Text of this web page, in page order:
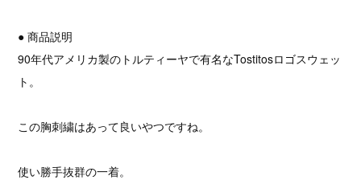
● 商品説明
90年代アメリカ製のトルティーヤで有名なTostitosロゴスウェッ
ト。
この胸刺繍はあって良いやつですね。
使い勝手抜群の一着。